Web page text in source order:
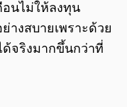
อนไม่ให้ลงทุน
างสบายเพราะด้วย
ด้จริงมากขึ้นกว่าที่